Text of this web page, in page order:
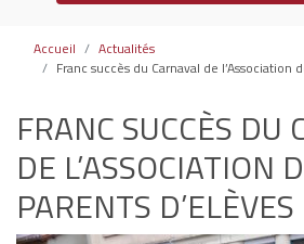
Accueil
Actualités
Franc succès du Carnaval de l’Association
FRANC SUCCÈS DU
DE L’ASSOCIATION
PARENTS D’ELÈVES